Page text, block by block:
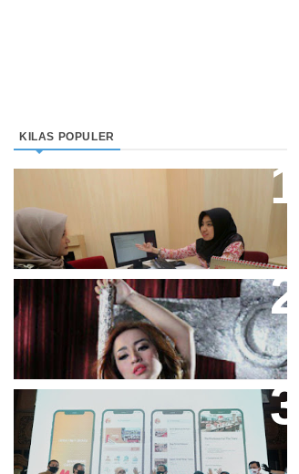
KILAS POPULER
Keuangan Syariah Di Indonesia
Meningkat
Cupi Cupita Luncurkan Single
“Yo Uwis”
Bandung Great Sale 2020 Go
Online Resmi Dimulai